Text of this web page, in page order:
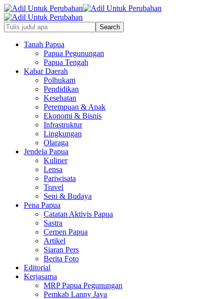
Tanah Papua
Papua Pegunungan
Papua Tengah
Kabar Daerah
Polhukam
Pendidikan
Kesehatan
Perempuan & Anak
Ekonomi & Bisnis
Infrastruktur
Lingkungan
Olaraga
Jendela Papua
Kuliner
Lensa
Pariwisata
Travel
Seni & Budaya
Pena Papua
Catatan Aktivis Papua
Sastra
Cerpen Papua
Artikel
Siaran Pers
Berita Foto
Editorial
Kerjasama
MRP Papua Pegunungan
Pemkab Lanny Jaya